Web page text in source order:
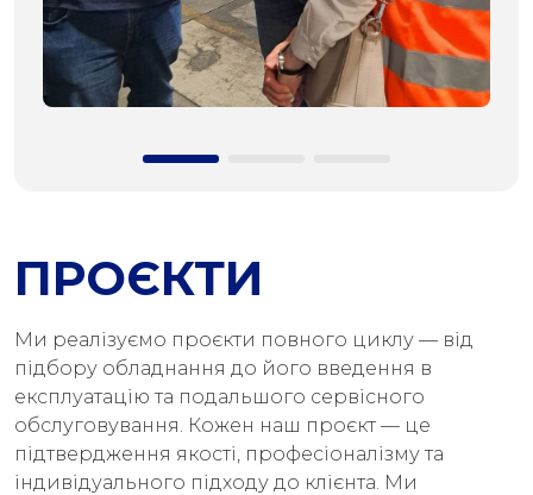
ПРОЄКТИ
Ми реалізуємо проєкти повного циклу — від
підбору обладнання до його введення в
експлуатацію та подальшого сервісного
обслуговування. Кожен наш проєкт — це
підтвердження якості, професіоналізму та
індивідуального підходу до клієнта. Ми